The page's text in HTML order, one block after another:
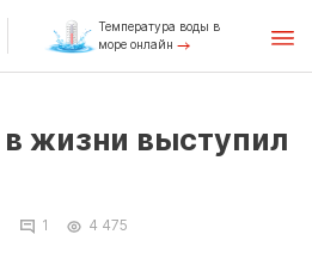
Температура воды в
море онлайн
жизни выступил
1 4 475